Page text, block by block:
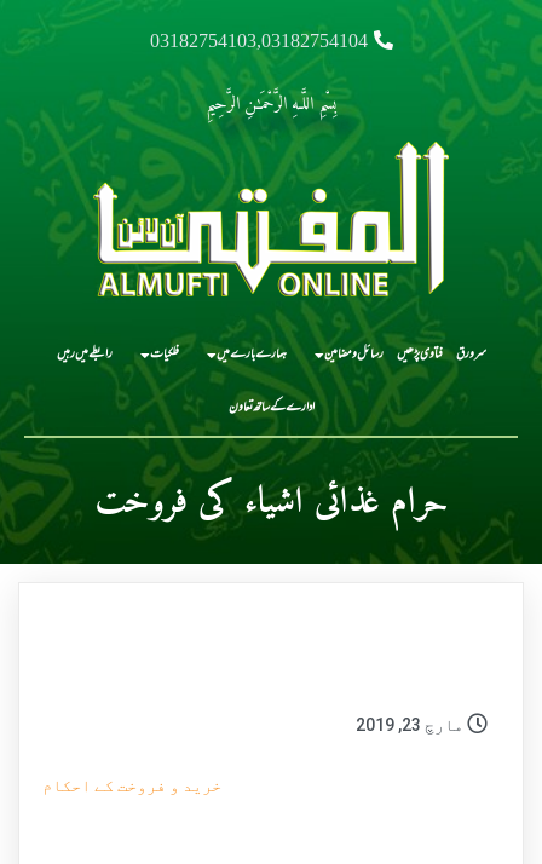
03182754103,03182754104
بِسْمِ اللَّـهِ الرَّحْمَـٰنِ الرَّحِيمِ
سرورق فتاوی پڑھیں رسائل و مضامین ہمارے بارے میں فلکیات رابطے میں رہیں
ادارے کے ساتھ تعاون
حرام غذائی اشیاء کی فروخت
مارچ 23, 2019
خرید و فروخت کے احکام